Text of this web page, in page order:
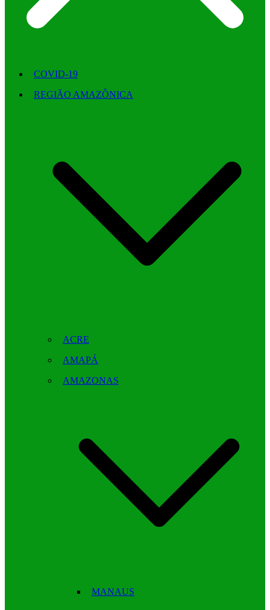
COVID-19
REGIÃO AMAZÔNICA
ACRE
AMAPÁ
AMAZONAS
MANAUS